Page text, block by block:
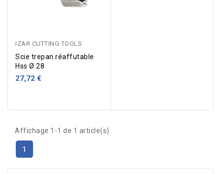
IZAR CUTTING TOOLS
Scie trepan réaffutable
Hss Ø 28
27,72 €
Affichage 1-1 de 1 article(s)
1